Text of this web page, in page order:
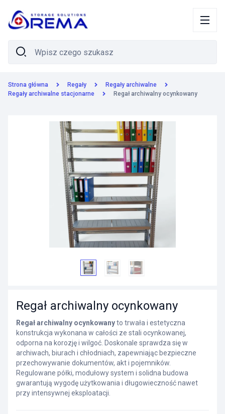
Strona główna Regały
Regały archiwalne
Regały archiwalne stacjonarne
Regał archiwalny ocynkowany
Regał archiwalny ocynkowany
Regał archiwalny ocynkowanyto trwała i estetyczna
konstrukcja wykonana w całości ze stali ocynkowanej,
odporna na korozję i wilgoć. Doskonale sprawdza się w
archiwach, biurach i chłodniach, zapewniając bezpieczne
przechowywanie dokumentów, akt i pojemników.
Regulowane półki, modułowy system i solidna budowa
gwarantują wygodę użytkowania i długowieczność nawet
przy intensywnej eksploatacji.